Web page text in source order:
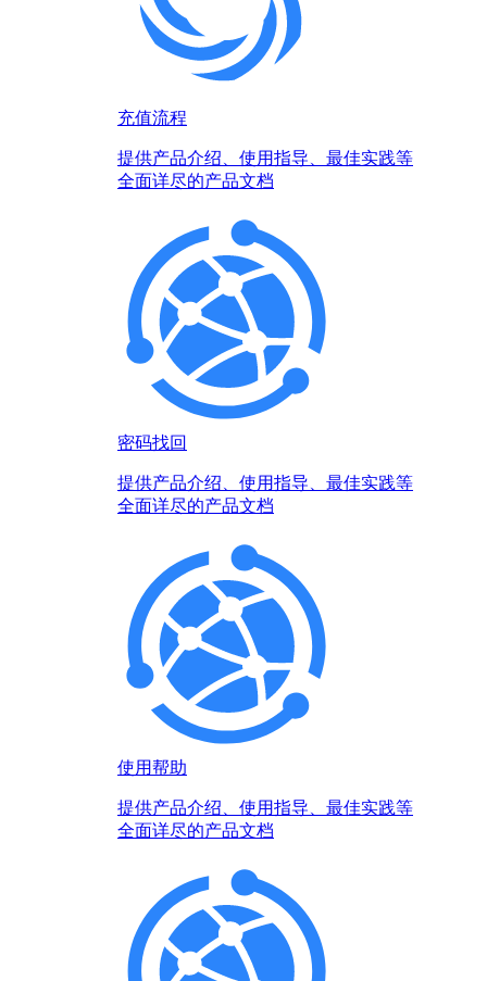
充值流程
提供产品介绍、使用指导、最佳实践等
全面详尽的产品文档
密码找回
提供产品介绍、使用指导、最佳实践等
全面详尽的产品文档
使用帮助
提供产品介绍、使用指导、最佳实践等
全面详尽的产品文档